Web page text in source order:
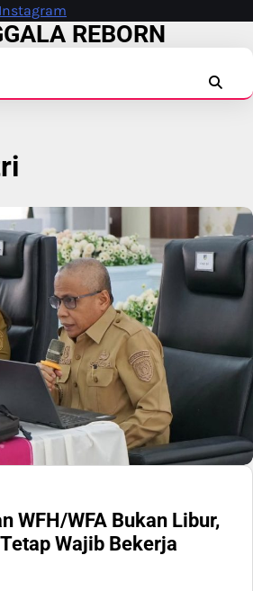
Instagram
REBORN
WFH/WFA Bukan Libur,
Wajib Bekerja